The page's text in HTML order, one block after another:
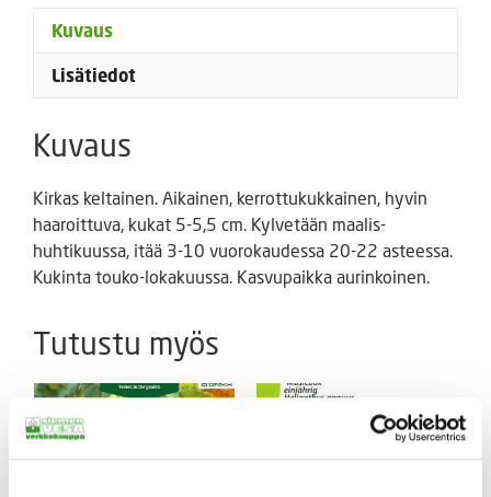
Kuvaus
Lisätiedot
Kuvaus
Kirkas keltainen. Aikainen, kerrottukukkainen, hyvin
haaroittuva, kukat 5-5,5 cm. Kylvetään maalis-
huhtikuussa, itää 3-10 vuorokaudessa 20-22 asteessa.
Kukinta touko-lokakuussa. Kasvupaikka aurinkoinen.
Tutustu myös